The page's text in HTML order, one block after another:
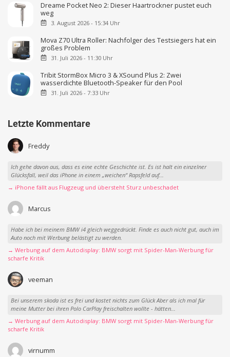
Dreame Pocket Neo 2: Dieser Haartrockner pustet euch
weg
3. August 2026 - 15:34 Uhr
Mova Z70 Ultra Roller: Nachfolger des Testsiegers hat ein
großes Problem
31. Juli 2026 - 11:30 Uhr
Tribit StormBox Micro 3 & XSound Plus 2: Zwei
wasserdichte Bluetooth-Speaker für den Pool
31. Juli 2026 - 7:33 Uhr
Letzte Kommentare
Freddy
Ich gehe davon aus, dass es eine echte Geschichte ist. Es ist halt ein einzelner
Glücksfall, weil das iPhone in einem „weichen“ Rapsfeld auf...
→ iPhone fällt aus Flugzeug und übersteht Sturz unbeschadet
Marcus
Habe ich bei meinem BMW i4 gleich weggedrückt. Finde es auch nicht gut, auch im
Auto noch mit Werbung belästigt zu werden.
→ Werbung auf dem Autodisplay: BMW sorgt mit Spider-Man-Werbung für
scharfe Kritik
veeman
Bei unserem skoda ist es frei und kostet nichts zum Glück Aber als ich mal für
meine Mutter bei ihren Polo CarPlay freischalten wollte - hätten...
→ Werbung auf dem Autodisplay: BMW sorgt mit Spider-Man-Werbung für
scharfe Kritik
virnumm